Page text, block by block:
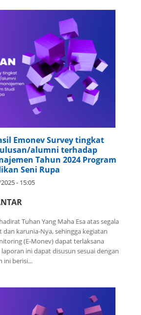
Emonev Survey tingkat
alumni terhadap
Tahun 2024 Program
Seni Rupa
- 15:05
Tuhan Yang Maha Esa atas segala
karunia-Nya, sehingga kegiatan
(E-Monev) dapat terlaksana
ini dapat disusun sesuai dengan
ini berisi...